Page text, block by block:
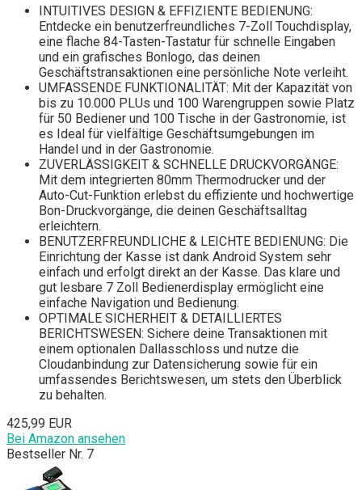
INTUITIVES DESIGN & EFFIZIENTE BEDIENUNG:
Entdecke ein benutzerfreundliches 7-Zoll Touchdisplay,
eine flache 84-Tasten-Tastatur für schnelle Eingaben
und ein grafisches Bonlogo, das deinen
Geschäftstransaktionen eine persönliche Note verleiht.
UMFASSENDE FUNKTIONALITÄT: Mit der Kapazität von
bis zu 10.000 PLUs und 100 Warengruppen sowie Platz
für 50 Bediener und 100 Tische in der Gastronomie, ist
es Ideal für vielfältige Geschäftsumgebungen im
Handel und in der Gastronomie.
ZUVERLÄSSIGKEIT & SCHNELLE DRUCKVORGÄNGE:
Mit dem integrierten 80mm Thermodrucker und der
Auto-Cut-Funktion erlebst du effiziente und hochwertige
Bon-Druckvorgänge, die deinen Geschäftsalltag
erleichtern.
BENUTZERFREUNDLICHE & LEICHTE BEDIENUNG: Die
Einrichtung der Kasse ist dank Android System sehr
einfach und erfolgt direkt an der Kasse. Das klare und
gut lesbare 7 Zoll Bedienerdisplay ermöglicht eine
einfache Navigation und Bedienung.
OPTIMALE SICHERHEIT & DETAILLIERTES
BERICHTSWESEN: Sichere deine Transaktionen mit
einem optionalen Dallasschloss und nutze die
Cloudanbindung zur Datensicherung sowie für ein
umfassendes Berichtswesen, um stets den Überblick
zu behalten.
425,99 EUR
Bei Amazon ansehen
Bestseller Nr. 7